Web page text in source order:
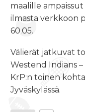
maalille
ilmasta verkkoon
60.05.
Välierät jatkuvat
Westend Indians –
KrP:n toinen
Jyväskylässä.